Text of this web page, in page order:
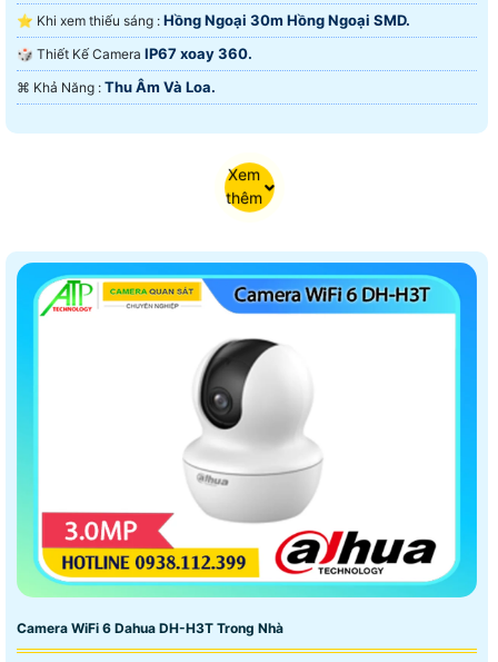
⭐ Khi xem thiếu sáng : Hồng Ngoại 30m Hồng Ngoại SMD.
🎲 Thiết Kế Camera IP67 xoay 360.
️⌘ Khả Năng : Thu Âm Và Loa.
Xem
thêm
Camera WiFi 6 Dahua DH-H3T Trong Nhà